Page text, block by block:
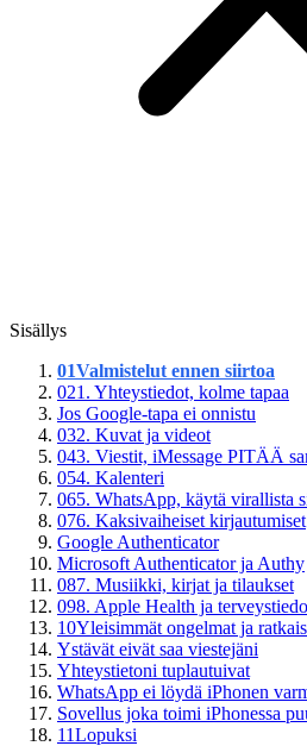
Sisällys
01Valmistelut ennen siirtoa
021. Yhteystiedot, kolme tapaa
Jos Google-tapa ei onnistu
032. Kuvat ja videot
043. Viestit, iMessage PITÄÄ
054. Kalenteri
065. WhatsApp, käytä virallista
076. Kaksivaiheiset kirjautumiset
Google Authenticator
Microsoft Authenticator ja Authy
087. Musiikki, kirjat ja tilaukset
098. Apple Health ja
10Yleisimmät ongelmat ja
Ystävät eivät saa viestejäni
Yhteystietoni tuplautuivat
WhatsApp ei löydä iPhonen
Sovellus joka toimi iPhonessa
11Lopuksi